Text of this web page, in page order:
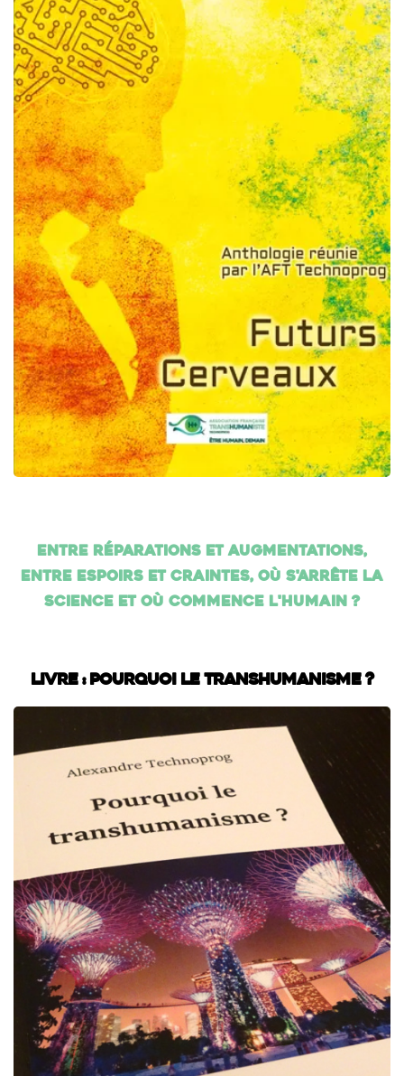
Entre réparations et augmentations,
entre espoirs et craintes, où s'arrête la
science et où commence l'humain ?
Livre : Pourquoi le transhumanisme ?